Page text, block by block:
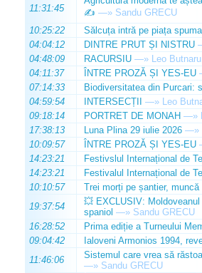
11:31:45
✍️ —» Sandu GRECU
10:25:22
Sălcuța intră pe piața
04:04:12
DINTRE PRUT ȘI NISTRU
04:48:09
RACURSIU —»
Leo Butnaru
04:11:37
ÎNTRE PROZĂ ȘI YES-EU
07:14:33
Biodiversitatea din Purcari:
04:59:54
INTERSECȚII —»
Leo
09:18:14
PORTRET DE MONAH —»
17:38:13
Luna Plina 29 iulie 2026 —»
10:09:57
ÎNTRE PROZĂ ȘI YES-EU
14:23:21
Festivslul Internațional de
14:23:21
Festivalul Internațional de
10:10:57
Trei morți pe șantier, muncă
19:37:54
💥 EXCLUSIV:
spaniol —» Sandu GRECU
16:28:52
Prima ediție a Turneului
09:04:42
Ialoveni Armonios 1994,
11:46:06
Sistemul care vrea să
—» Sandu GRECU